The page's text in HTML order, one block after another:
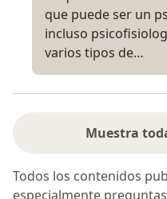
que puede ser un
incluso
varios tipos de…
Muestra
Todos los contenidos
especialmente